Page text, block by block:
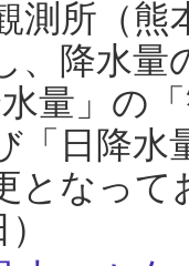
測所（熊
、降水
水量」の
「日降
となっ